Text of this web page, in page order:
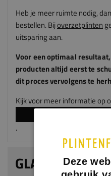
Heb je meer ruimte nodig,
bestellen. Bijoverzetplinten
uitsparing aan.
Voor een optimaal
producten altijd eerst te
dit proces vervolgens te
Kijk voor meer informatie op
.
GLADDE PLINT
Deze